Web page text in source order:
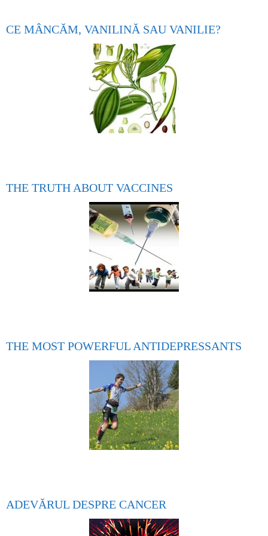
CE MÂNCĂM, VANILINĂ SAU VANILIE?
THE TRUTH ABOUT VACCINES
THE MOST POWERFUL ANTIDEPRESSANTS
ADEVĂRUL DESPRE CANCER